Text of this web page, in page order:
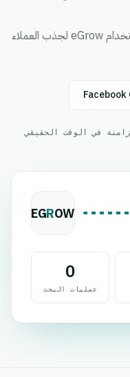
قم بالرد تلقائياً على تعليقات فيسبوك باستخدام eGrow لجذب العملاء
في الوقت الحقيقي
EGROW
0
عمليات البحث